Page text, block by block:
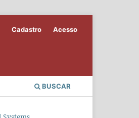
BUSCAR
Cadastro Acesso